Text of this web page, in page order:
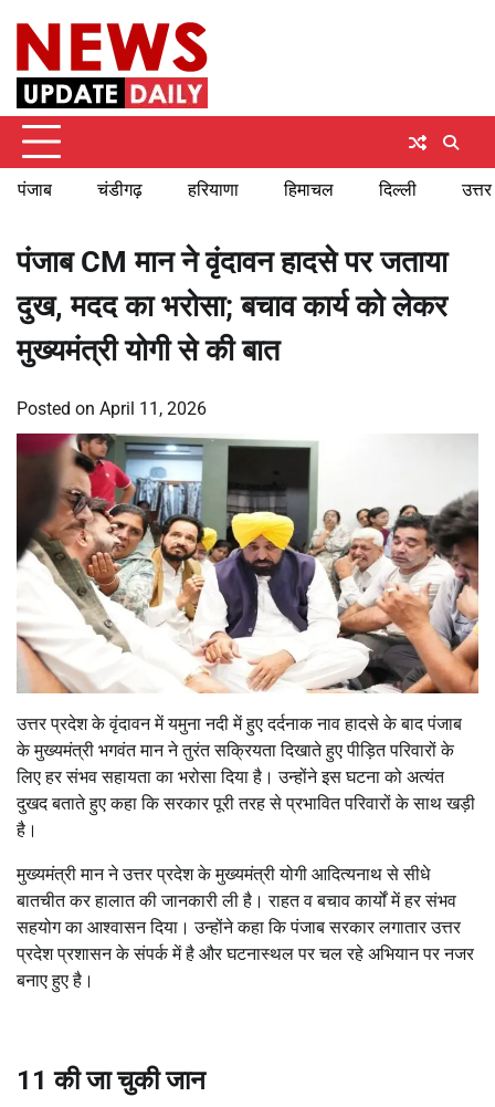
content
पंजाब चंडीगढ़ हरियाणा हिमाचल दिल्ली
पंजाब CM मान ने वृंदावन हादसे पर जताया
दुख, मदद का भरोसा; बचाव कार्य को लेकर
मुख्यमंत्री योगी से की बात
Posted on April 11, 2026
उत्तर प्रदेश के वृंदावन में यमुना नदी में हुए दर्दनाक नाव हादसे के बाद पंजाब
के मुख्यमंत्री भगवंत मान ने तुरंत सक्रियता दिखाते हुए पीड़ित परिवारों के
लिए हर संभव सहायता का भरोसा दिया है। उन्होंने इस घटना को अत्यंत
दुखद बताते हुए कहा कि सरकार पूरी तरह से प्रभावित परिवारों के साथ खड़ी
है।
मुख्यमंत्री मान ने उत्तर प्रदेश के मुख्यमंत्री योगी आदित्यनाथ से सीधे
बातचीत कर हालात की जानकारी ली है। राहत व बचाव कार्यों में हर संभव
सहयोग का आश्वासन दिया। उन्होंने कहा कि पंजाब सरकार लगातार उत्तर
प्रदेश प्रशासन के संपर्क में है और घटनास्थल पर चल रहे अभियान पर नजर
बनाए हुए है।
11 की जा चुकी जान